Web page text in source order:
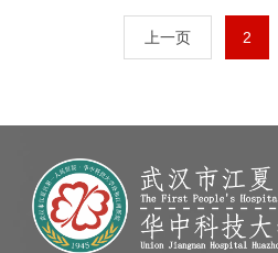
上一页 2